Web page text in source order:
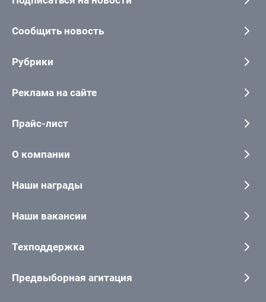
Сообщить новость
Рубрики
Реклама на сайте
Прайс-лист
О компании
Наши награды
Наши вакансии
Техподдержка
Предвыборная агитация